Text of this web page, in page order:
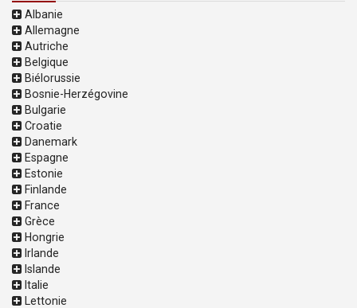
Albanie
Allemagne
Autriche
Belgique
Biélorussie
Bosnie-Herzégovine
Bulgarie
Croatie
Danemark
Espagne
Estonie
Finlande
France
Grèce
Hongrie
Irlande
Islande
Italie
Lettonie